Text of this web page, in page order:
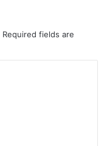
Required fields are